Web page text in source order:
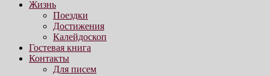
Жизнь
Поездки
Достижения
Калейдоскоп
Гостевая книга
Контакты
Для писем